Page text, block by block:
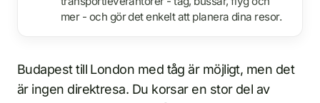
mer - och gör det enkelt att planera dina resor.
Budapest till London med tåg är möjligt, men det
är ingen direktresa. Du korsar en stor del av